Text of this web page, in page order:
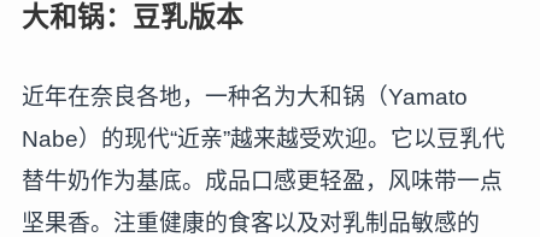
大和锅：豆乳版本
近年在奈良各地，一种名为大和锅（Yamato
Nabe）的现代“近亲”越来越受欢迎。它以豆乳代
替牛奶作为基底。成品口感更轻盈，风味带一点
坚果香。注重健康的食客以及对乳制品敏感的